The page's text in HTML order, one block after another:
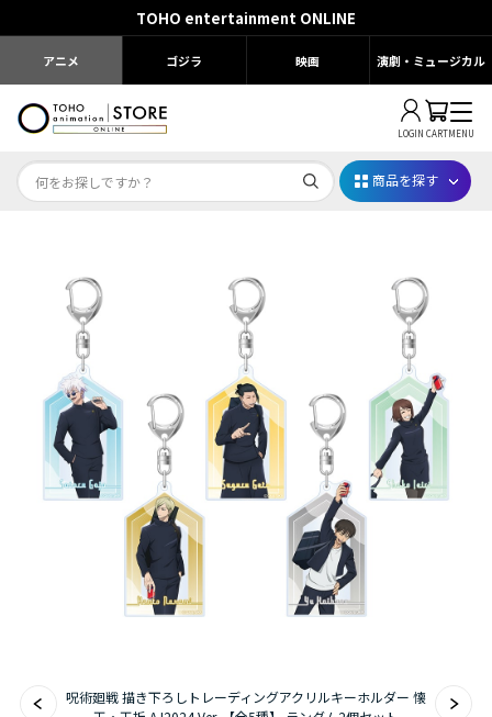
TOHO entertainment ONLINE
アニメ ゴジラ 映画 演劇・ミュージカル
LOGIN CARTMENU
映画ちいかわ
じゅじゅフェス 2026
薬屋のひとりごと 夏の園遊会2026
名探偵コナン
アニメ『僕のヒーローアカデミア』10周年
ハイキュー!!ジャージ＆ユニフォーム
『ふつつかな悪女ではございますが ～雛宮蝶鼠と
商品を探す
呪術廻戦 描き下ろしトレーディングアクリルキーホルダー 懐